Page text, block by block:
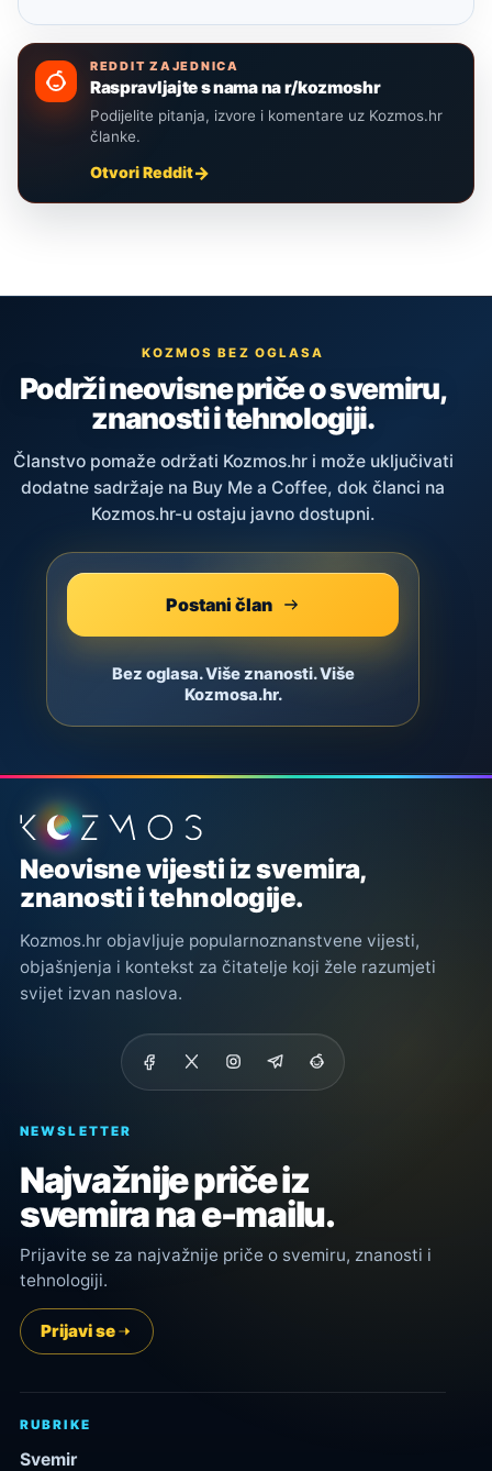
REDDIT ZAJEDNICA
Raspravljajte s nama na r/kozmoshr
Podijelite pitanja, izvore i komentare uz Kozmos.hr
članke.
Otvori Reddit
KOZMOS BEZ OGLASA
Podrži neovisne priče o svemiru,
znanosti i tehnologiji.
Članstvo pomaže održati Kozmos.hr i može uključivati
dodatne sadržaje na Buy Me a Coffee, dok članci na
Kozmos.hr-u ostaju javno dostupni.
Postani član
Bez oglasa. Više znanosti. Više
Kozmosa.hr.
Podnožje stranice
Neovisne vijesti iz svemira,
znanosti i tehnologije.
Kozmos.hr objavljuje popularnoznanstvene vijesti,
objašnjenja i kontekst za čitatelje koji žele razumjeti
svijet izvan naslova.
NEWSLETTER
Najvažnije priče iz
svemira na e-mailu.
Prijavite se za najvažnije priče o svemiru, znanosti i
tehnologiji.
Prijavi se
RUBRIKE
Svemir